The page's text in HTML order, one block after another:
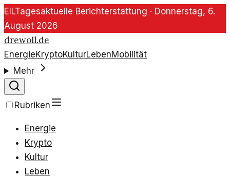
EILTagesaktuelle Berichterstattung · Donnerstag, 6.
August 2026
drewoll.de
EnergieKryptoKulturLebenMobilität
Mehr
Rubriken
Energie
Krypto
Kultur
Leben